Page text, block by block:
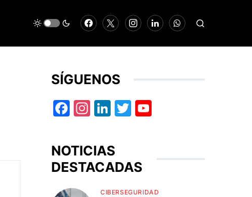
SÍGUENOS
Facebook
Instagram
LinkedIn
Twitter
NOTICIAS
DESTACADAS
CIBERSEGURIDAD